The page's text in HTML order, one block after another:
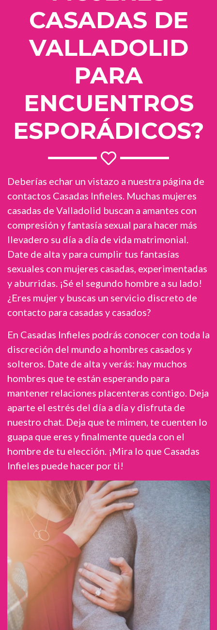
CASADAS DE
VALLADOLID
PARA
ENCUENTROS
ESPORÁDICOS?
Deberías echar un vistazo a nuestra página de
contactos Casadas Infieles. Muchas mujeres
casadas de Valladolid buscan a amantes con
compresión y fantasía sexual para hacer más
llevadero su día a día de vida matrimonial.
Date de alta y para cumplir tus fantasías
sexuales con mujeres casadas, experimentadas
y aburridas. ¡Sé el segundo hombre a su lado!
¿Eres mujer y buscas un servicio discreto de
contacto para casadas y casados?
En Casadas Infieles podrás conocer con toda la
discreción del mundo a hombres casados y
solteros. Date de alta y verás: hay muchos
hombres que te están esperando para
mantener relaciones placenteras contigo. Deja
aparte el estrés del día a día y disfruta de
nuestro chat. Deja que te mimen, te cuenten lo
guapa que eres y finalmente queda con el
hombre de tu elección. ¡Mira lo que Casadas
Infieles puede hacer por ti!